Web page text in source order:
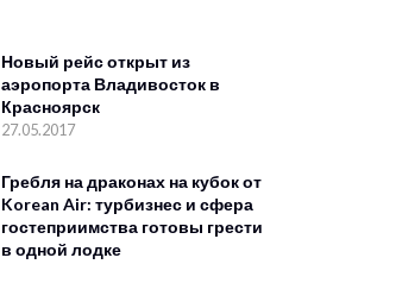
Новый рейс открыт из
аэропорта Владивосток в
Красноярск
27.05.2017
Гребля на драконах на кубок от
Korean Air: турбизнес и сфера
гостеприимства готовы грести
в одной лодке